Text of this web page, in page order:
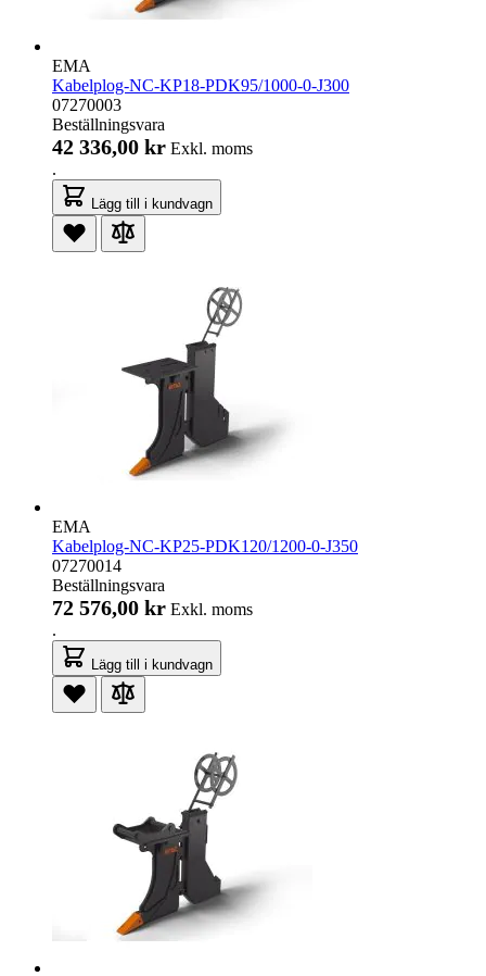
EMA
Kabelplog-NC-KP18-PDK95/1000-0-J300
07270003
Beställningsvara
42 336,00 kr Exkl. moms
.
Lägg till i kundvagn
EMA
Kabelplog-NC-KP25-PDK120/1200-0-J350
07270014
Beställningsvara
72 576,00 kr Exkl. moms
.
Lägg till i kundvagn